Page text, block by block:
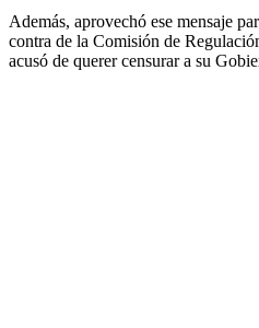
Además, aprovechó ese mensaje
contra de la Comisión de
acusó de querer censurar a su